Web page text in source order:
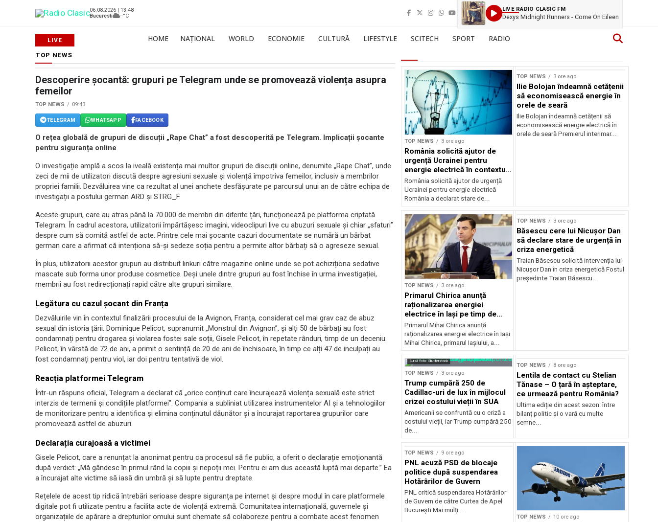
06.08.2026 | 13:48
Bucuresti
--°C
LIVE RADIO CLASIC FM
Dexys Midnight Runners - Come On Eileen
HOME NAȚIONAL WORLD ECONOMIE CULTURĂ LIFESTYLE SCITECH SPORT RADIO
TOP NEWS
Descoperire șocantă: grupuri pe Telegram unde se promovează violența asupra
femeilor
TOP NEWS 09:43
TELEGRAM WHATSAPP FACEBOOK
O rețea globală de grupuri de discuții „Rape Chat” a fost descoperită pe Telegram. Implicații șocante
pentru siguranța online
O investigație amplă a scos la iveală existența mai multor grupuri de discuții online, denumite „Rape Chat”, unde
zeci de mii de utilizatori discută despre agresiuni sexuale și violență împotriva femeilor, inclusiv a membrilor
propriei familii. Dezvăluirea vine ca rezultat al unei anchete desfășurate pe parcursul unui an de către echipa de
investigații a postului german ARD și STRG_F.
Aceste grupuri, care au atras până la 70.000 de membri din diferite țări, funcționează pe platforma criptată
Telegram. În cadrul acestora, utilizatorii împărtășesc imagini, videoclipuri live cu abuzuri sexuale și chiar „sfaturi”
despre cum să comită astfel de acte. Printre cele mai șocante cazuri documentate se numără un bărbat
german care a afirmat că intenționa să-și sedeze soția pentru a permite altor bărbați să o agreseze sexual.
În plus, utilizatorii acestor grupuri au distribuit linkuri către magazine online unde se pot achiziționa sedative
mascate sub forma unor produse cosmetice. Deși unele dintre grupuri au fost închise în urma investigației,
membrii au fost redirecționați rapid către alte grupuri similare.
Legătura cu cazul șocant din Franța
Dezvăluirile vin în contextul finalizării procesului de la Avignon, Franța, considerat cel mai grav caz de abuz
sexual din istoria țării. Dominique Pelicot, supranumit „Monstrul din Avignon”, și alți 50 de bărbați au fost
condamnați pentru drogarea și violarea fostei sale soții, Gisele Pelicot, în repetate rânduri, timp de un deceniu.
Pelicot, în vârstă de 72 de ani, a primit o sentință de 20 de ani de închisoare, în timp ce alți 47 de inculpați au
fost condamnați pentru viol, iar doi pentru tentativă de viol.
Reacția platformei Telegram
Într-un răspuns oficial, Telegram a declarat că „orice conținut care încurajează violența sexuală este strict
interzis de termenii și condițiile platformei”. Compania a subliniat utilizarea instrumentelor AI și a tehnologiilor
de monitorizare pentru a identifica și elimina conținutul dăunător și a încurajat raportarea grupurilor care
promovează astfel de abuzuri.
Declarația curajoasă a victimei
Gisele Pelicot, care a renunțat la anonimat pentru ca procesul să fie public, a oferit o declarație emoționantă
după verdict: „Mă gândesc în primul rând la copiii și nepoții mei. Pentru ei am dus această luptă mai departe.” Ea
a încurajat alte victime să iasă din umbră și să lupte pentru dreptate.
Rețelele de acest tip ridică întrebări serioase despre siguranța pe internet și despre modul în care platformele
digitale pot fi utilizate pentru a facilita acte de violență extremă. Comunitatea internațională, guvernele și
organizațiile de apărare a drepturilor omului sunt chemate să colaboreze pentru a combate acest fenomen
TOP NEWS 3 ore ago
România solicită ajutor de
urgență Ucrainei pentru
energie electrică în contextul
crizei energetice
România solicită ajutor de urgență
Ucrainei pentru energie electrică
România a declarat stare de...
TOP NEWS 3 ore ago
Ilie Bolojan îndeamnă cetățenii
să economisească energie în
orele de seară
Ilie Bolojan îndeamnă cetățenii să
economisească energie electrică în
orele de seară Premierul interimar...
TOP NEWS 3 ore ago
Primarul Chirica anunță
raționalizarea energiei
electrice în Iași pe timp de
noapte
Primarul Mihai Chirica anunță
raționalizarea energiei electrice în Iași
Mihai Chirica, primarul Iașiului, a...
TOP NEWS 3 ore ago
Băsescu cere lui Nicușor Dan
să declare stare de urgență în
criza energetică
Traian Băsescu solicită intervenția lui
Nicușor Dan în criza energetică Fostul
președinte Traian Băsescu...
Sursă foto: Shutterstock
TOP NEWS 3 ore ago
Trump cumpără 250 de
Cadillac-uri de lux în mijlocul
crizei costului vieții în SUA
Americanii se confruntă cu o criză a
costului vieții, iar Trump cumpără 250
de...
TOP NEWS 8 ore ago
Lentila de contact cu Stelian
Tănase – O țară în așteptare,
ce urmează pentru România?
Ultima ediție din acest sezon: între
bilanț politic și o vară cu multe
semne...
TOP NEWS 9 ore ago
PNL acuză PSD de blocaje
politice după suspendarea
Hotărârilor de Guvern
PNL critică suspendarea Hotărârilor
de Guvern de către Curtea de Apel
București Mai mulți...
TOP NEWS 10 ore ago